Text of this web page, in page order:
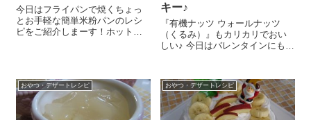
今日はフライパンで焼くちょっ
とお手軽な簡単米粉パンのレシ
ピをご紹介しまーす！ホットケ
3gを溶かして砂糖 ...
キー♪
『有機ナッツ ウォールナッツ
（くるみ）』もカリカリでおい
しい♪ 今日はバレンタインにもお
キーのレシピをご紹介しま～す
😉 『有機ナッツ ウォールナッツ
（くるみ）』...
おやつ・デザートレシピ おやつ・デザートレシピ